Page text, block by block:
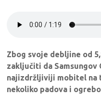
Zbog svoje debljine od
zaključiti da Samsungov
najizdržljiviji mobitel na
nekoliko padova i